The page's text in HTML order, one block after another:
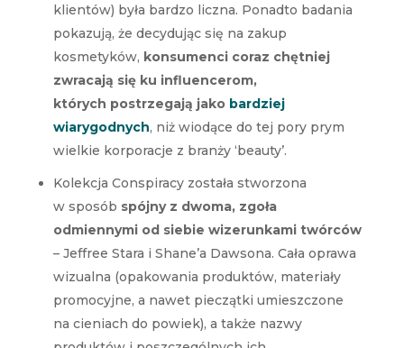
klientów) była bardzo liczna. Ponadto badania
pokazują, że decydując się na zakup
kosmetyków, konsumenci coraz chętniej
zwracają się ku influencerom,
których postrzegają jako bardziej
wiarygodnych, niż wiodące do tej pory prym
wielkie korporacje z branży ‘beauty’.
Kolekcja Conspiracy została stworzona
w sposób spójny z dwoma, zgoła
odmiennymi od siebie wizerunkami twórców
– Jeffree Stara i Shane’a Dawsona. Cała oprawa
wizualna (opakowania produktów, materiały
promocyjne, a nawet pieczątki umieszczone
na cieniach do powiek), a także nazwy